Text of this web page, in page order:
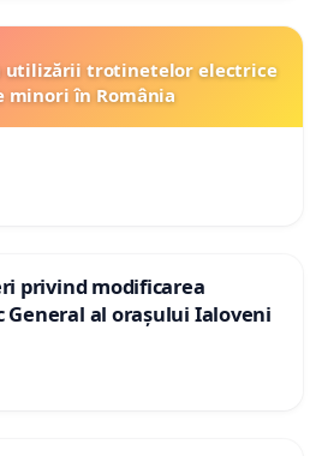
utilizării trotinetelor electrice
minori în România
privind modificarea
General al orașului Ialoveni